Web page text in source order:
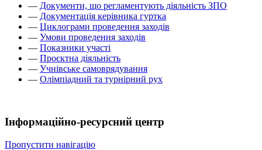
— Документи, що регламентують діяльність ЗПО
— Документація керівника гуртка
— Циклограми проведення заходів
— Умови проведення заходів
— Показники участі
— Проєктна діяльність
— Учнівське самоврядування
— Олімпіадний та турнірний рух
Інформаційно-ресурсний центр
Пропустити навігацію